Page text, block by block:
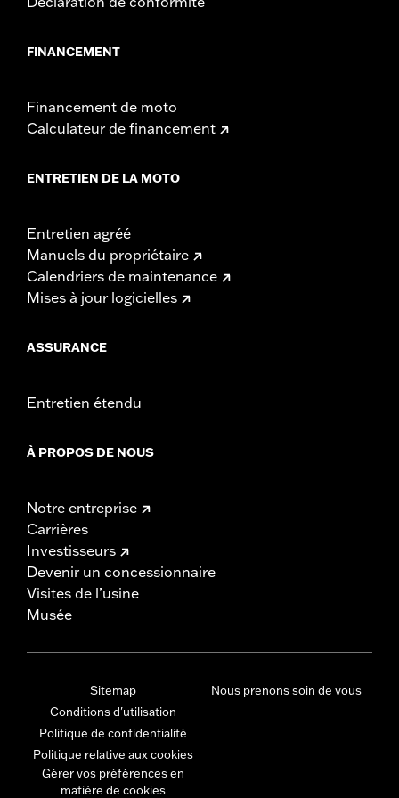
FINANCEMENT
Financement de moto
Calculateur de financement
ENTRETIEN DE LA MOTO
Entretien agréé
Manuels du propriétaire
Calendriers de maintenance
Mises à jour logicielles
ASSURANCE
Entretien étendu
À PROPOS DE NOUS
Notre entreprise
Carrières
Investisseurs
Devenir un concessionnaire
Visites de l’usine
Musée
Sitemap
Conditions d'utilisation
Politique de confidentialité
Politique relative aux cookies
Gérer vos préférences en
matière de cookies
Nous prenons soin de vous